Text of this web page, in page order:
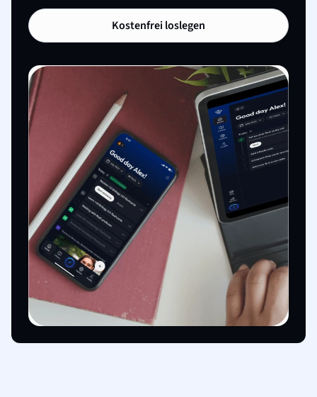
Kostenfrei loslegen